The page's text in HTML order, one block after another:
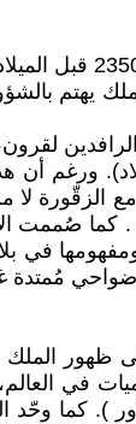
خلال فترة
عصر الدولة
. كما
في
مُمتدة
في